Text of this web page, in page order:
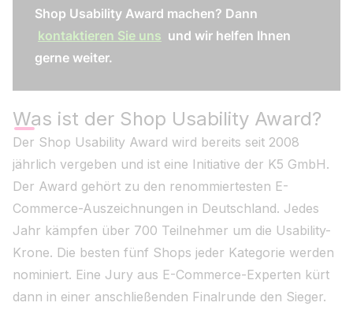
Shop Usability Award machen? Dann
kontaktieren Sie uns und wir helfen Ihnen
gerne weiter.
Was ist der Shop Usability Award?
Der Shop Usability Award wird bereits seit 2008
jährlich vergeben und ist eine Initiative der K5 GmbH.
Der Award gehört zu den renommiertesten E-
Commerce-Auszeichnungen in Deutschland. Jedes
Jahr kämpfen über 700 Teilnehmer um die Usability-
Krone. Die besten fünf Shops jeder Kategorie werden
nominiert. Eine Jury aus E-Commerce-Experten kürt
dann in einer anschließenden Finalrunde den Sieger.